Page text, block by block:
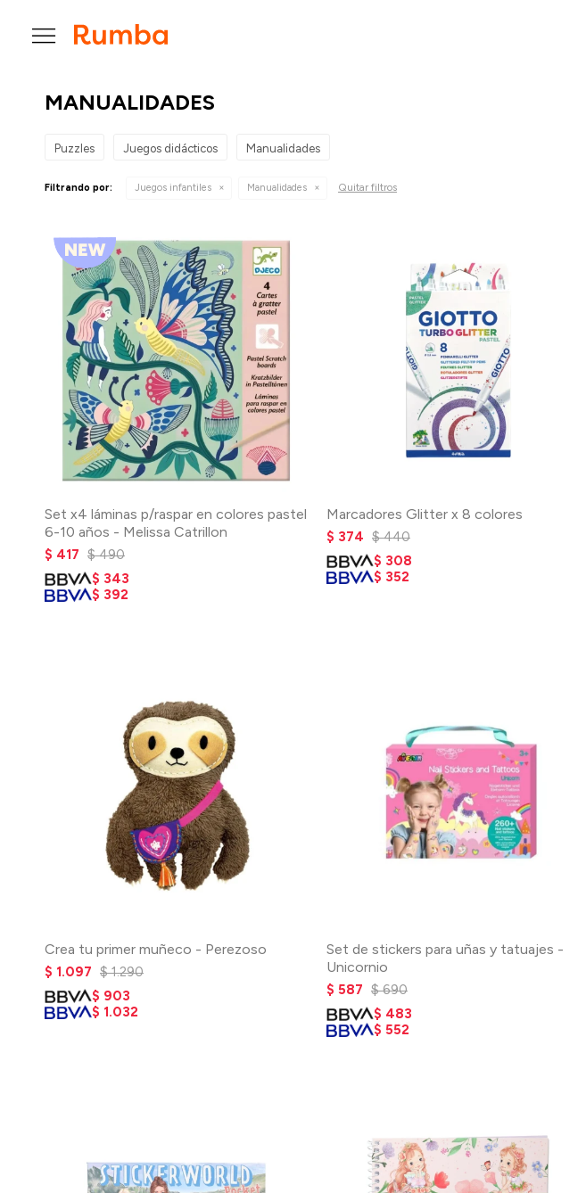

MANUALIDADES
Puzzles Juegos didácticos Manualidades
Filtrando por: Juegos infantiles Manualidades Quitar filtros
Set x4 láminas p/raspar en colores pastel
6-10 años - Melissa Catrillon
$ 417 $ 490
$ 343
$ 392
Marcadores Glitter x 8 colores
$ 374 $ 440
$ 308
$ 352
Crea tu primer muñeco - Perezoso
$ 1.097 $ 1.290
$ 903
$ 1.032
Set de stickers para uñas y tatuajes -
Unicornio
$ 587 $ 690
$ 483
$ 552